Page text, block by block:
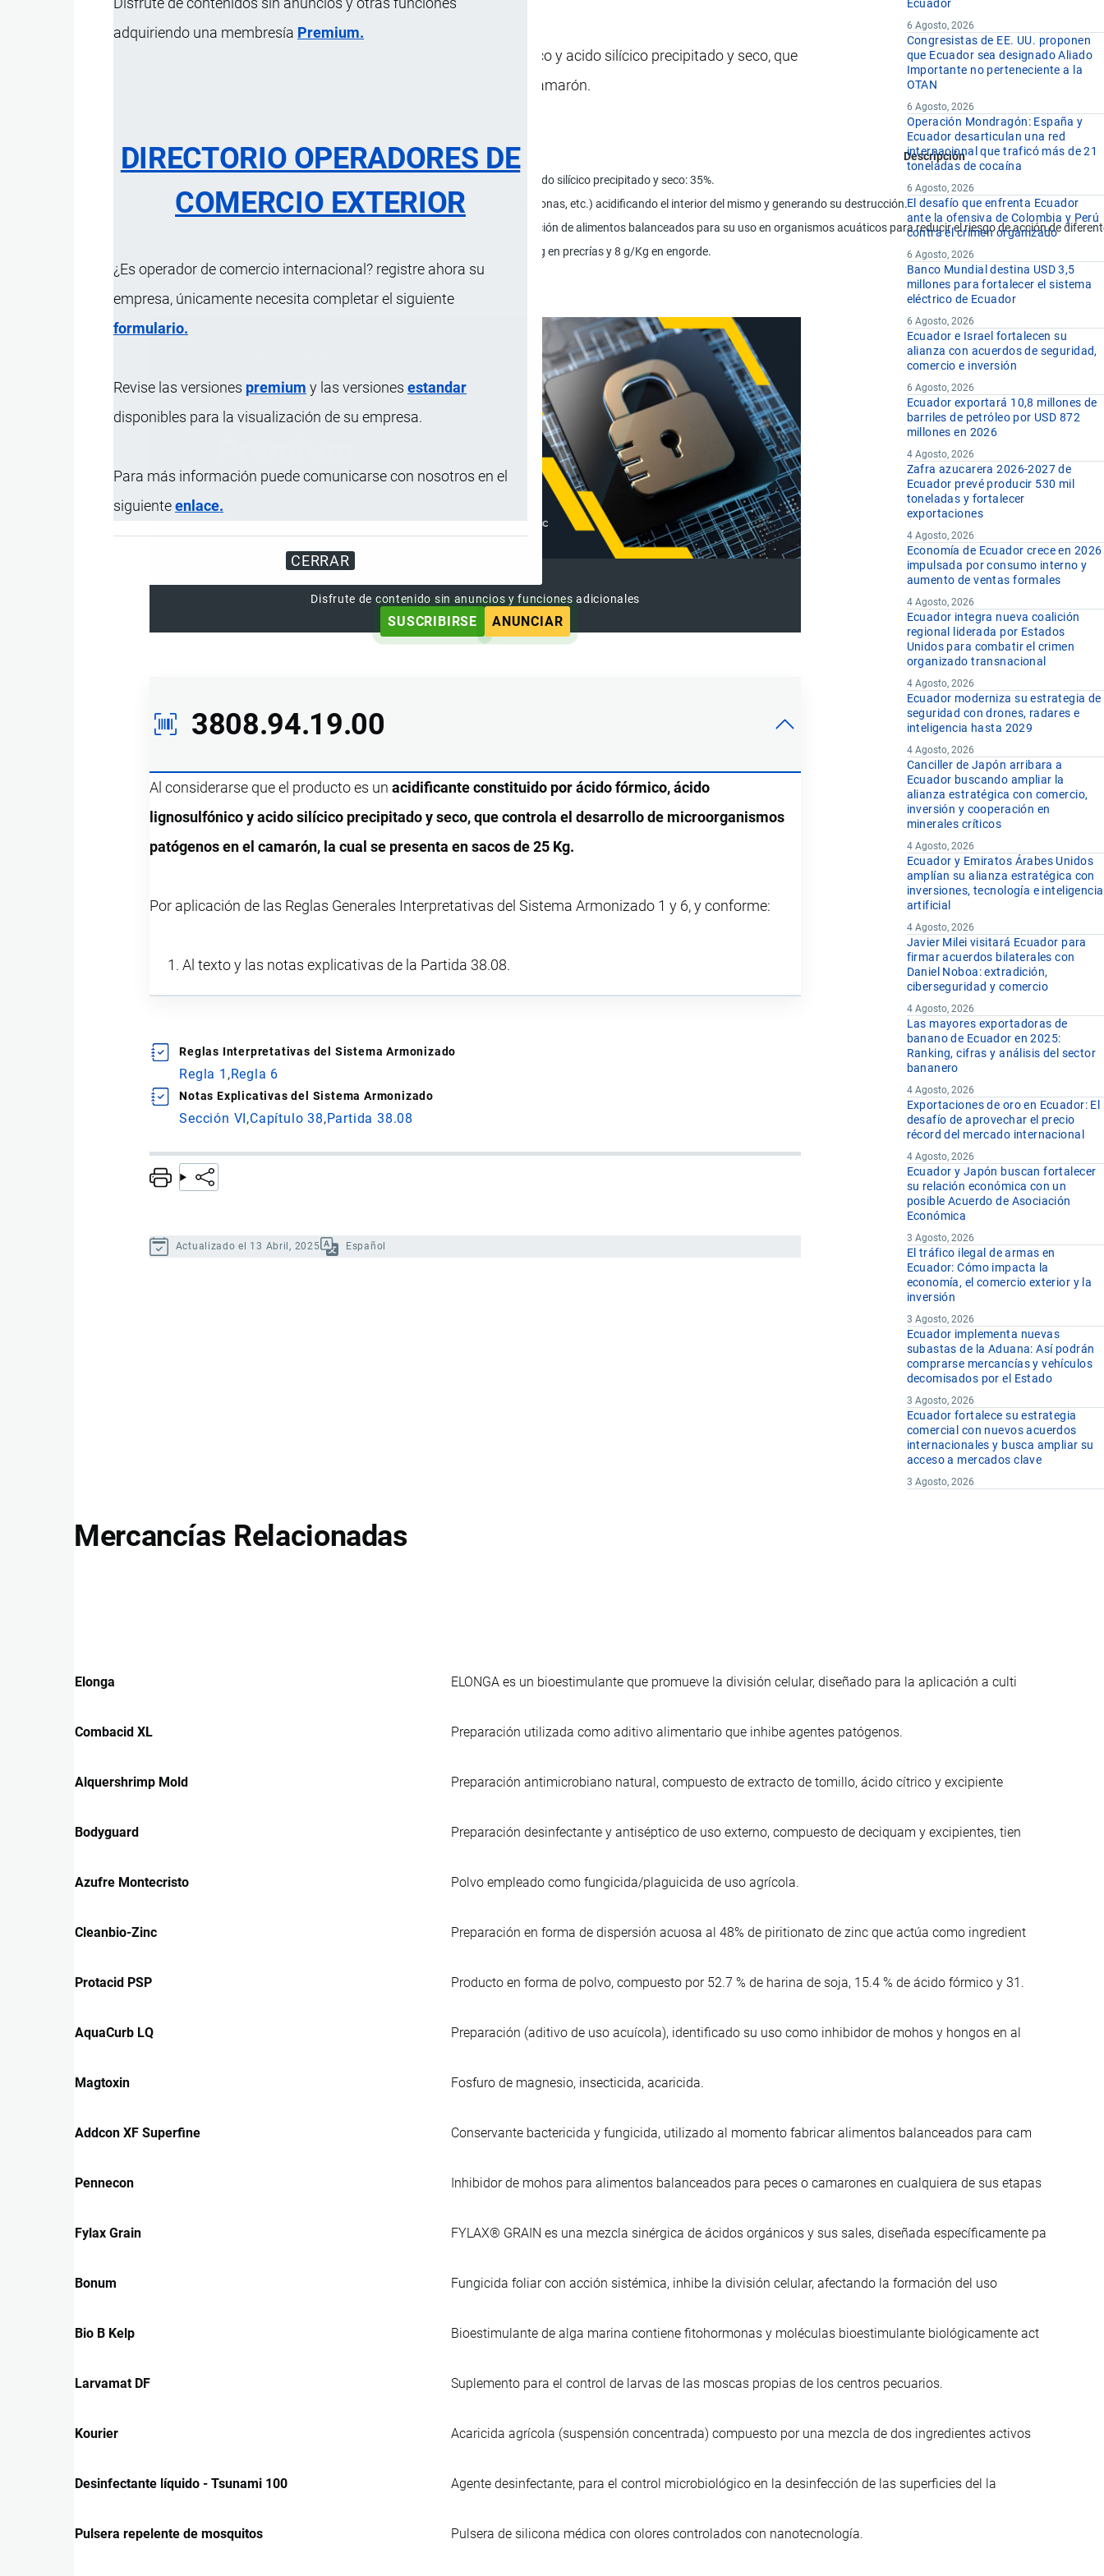
adquiriendo una membresía Premium.
DIRECTORIO OPERADORES DE
COMERCIO EXTERIOR
¿Es operador de comercio internacional? registre ahora su
empresa, únicamente necesita completar el siguiente
formulario.
Revise las versiones premium y las versiones estandar
disponibles para la visualización de su empresa.
Para más información puede comunicarse con nosotros en el
siguienteenlace.
CERRAR
Acidificante constituido por ácido fórmico, ácido lignosulfónico y acido silícico precipitado y seco, que
controla el desarrollo de microorganismos patógenos en el camarón.
Característica
Descripción
Ácido fórmico: 39%; Ácido lignosulfónico: 26%; Ácido silícico precipitado y seco: 35%.
Mecanismo de acción
Penetra al interior del patógeno (Vibrio, Psoudomonas, etc.) acidificando el interior del mismo y generando su destrucción.
Añadir a materias primas utilizadas en la elaboración de alimentos balanceados para su uso en organismos acuáticos para reducir el riesgo de acción de
Aplicar al alimento balanceado a razón de 15 g/Kg en precrías y 8 g/Kg en engorde.
Presentación
Sacos de 25 Kg.
Disfrute de contenido sin anuncios y funciones adicionales
SUSCRIBIRSE ANUNCIAR
3808.94.19.00
Al considerarse que el producto es unacidificante constituido por ácido fórmico, ácido
lignosulfónico y acido silícico precipitado y seco, que controla el desarrollo de microorganismos
patógenos en el camarón, la cual se presenta en sacos de 25 Kg.
Por aplicación de las Reglas Generales Interpretativas del Sistema Armonizado 1 y 6, y conforme:
Al texto y las notas explicativas de la Partida 38.08.
Reglas Interpretativas del Sistema Armonizado
Regla 1 Regla 6
Notas Explicativas del Sistema Armonizado
Sección VI Capítulo 38 Partida 38.08
Actualizado el 13 Abril, 2025 Español
Ecuador
6 Agosto, 2026
Congresistas de EE. UU. proponen
que Ecuador sea designado Aliado
Importante no perteneciente a la
OTAN
6 Agosto, 2026
Operación Mondragón: España y
Ecuador desarticulan una red
internacional que traficó más de 21
toneladas de cocaína
6 Agosto, 2026
El desafío que enfrenta Ecuador
ante la ofensiva de Colombia y Perú
contra el crimen organizado
6 Agosto, 2026
Banco Mundial destina USD 3,5
millones para fortalecer el sistema
eléctrico de Ecuador
6 Agosto, 2026
Ecuador e Israel fortalecen su
alianza con acuerdos de seguridad,
comercio e inversión
6 Agosto, 2026
Ecuador exportará 10,8 millones de
barriles de petróleo por USD 872
millones en 2026
4 Agosto, 2026
Zafra azucarera 2026-2027 de
Ecuador prevé producir 530 mil
toneladas y fortalecer
exportaciones
4 Agosto, 2026
Economía de Ecuador crece en 2026
impulsada por consumo interno y
aumento de ventas formales
4 Agosto, 2026
Ecuador integra nueva coalición
regional liderada por Estados
Unidos para combatir el crimen
organizado transnacional
4 Agosto, 2026
Ecuador moderniza su estrategia de
seguridad con drones, radares e
inteligencia hasta 2029
4 Agosto, 2026
Canciller de Japón arribara a
Ecuador buscando ampliar la
alianza estratégica con comercio,
inversión y cooperación en
minerales críticos
4 Agosto, 2026
Ecuador y Emiratos Árabes Unidos
amplían su alianza estratégica con
inversiones, tecnología e inteligencia
artificial
4 Agosto, 2026
Javier Milei visitará Ecuador para
firmar acuerdos bilaterales con
Daniel Noboa: extradición,
ciberseguridad y comercio
4 Agosto, 2026
Las mayores exportadoras de
banano de Ecuador en 2025:
Ranking, cifras y análisis del sector
bananero
4 Agosto, 2026
Exportaciones de oro en Ecuador: El
desafío de aprovechar el precio
récord del mercado internacional
4 Agosto, 2026
Ecuador y Japón buscan fortalecer
su relación económica con un
posible Acuerdo de Asociación
Económica
3 Agosto, 2026
El tráfico ilegal de armas en
Ecuador: Cómo impacta la
economía, el comercio exterior y la
inversión
3 Agosto, 2026
Ecuador implementa nuevas
subastas de la Aduana: Así podrán
comprarse mercancías y vehículos
decomisados por el Estado
3 Agosto, 2026
Ecuador fortalece su estrategia
comercial con nuevos acuerdos
internacionales y busca ampliar su
acceso a mercados clave
3 Agosto, 2026
Mercancías Relacionadas
Elonga ELONGA es un bioestimulante que promueve la división celular, diseñado para la aplicación a culti
Combacid XL Preparación utilizada como aditivo alimentario que inhibe agentes patógenos.
Alquershrimp Mold Preparación antimicrobiano natural, compuesto de extracto de tomillo, ácido cítrico y excipiente
Bodyguard Preparación desinfectante y antiséptico de uso externo, compuesto de deciquam y excipientes, tien
Azufre Montecristo Polvo empleado como fungicida/plaguicida de uso agrícola.
Cleanbio-Zinc Preparación en forma de dispersión acuosa al 48% de piritionato de zinc que actúa como ingredient
Protacid PSP Producto en forma de polvo, compuesto por 52.7 % de harina de soja, 15.4 % de ácido fórmico y 31.
AquaCurb LQ Preparación (aditivo de uso acuícola), identificado su uso como inhibidor de mohos y hongos en al
Magtoxin Fosfuro de magnesio, insecticida, acaricida.
Addcon XF Superfine Conservante bactericida y fungicida, utilizado al momento fabricar alimentos balanceados para cam
Pennecon Inhibidor de mohos para alimentos balanceados para peces o camarones en cualquiera de sus etapas
Fylax Grain FYLAX® GRAIN es una mezcla sinérgica de ácidos orgánicos y sus sales, diseñada específicamente pa
Bonum Fungicida foliar con acción sistémica, inhibe la división celular, afectando la formación del uso
Bio B Kelp Bioestimulante de alga marina contiene fitohormonas y moléculas bioestimulante biológicamente act
Larvamat DF Suplemento para el control de larvas de las moscas propias de los centros pecuarios.
Kourier Acaricida agrícola (suspensión concentrada) compuesto por una mezcla de dos ingredientes activos
Desinfectante líquido - Tsunami 100 Agente desinfectante, para el control microbiológico en la desinfección de las superficies del la
Pulsera repelente de mosquitos Pulsera de silicona médica con olores controlados con nanotecnología.